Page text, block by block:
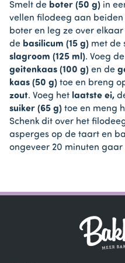
Smelt de boter (50 g) in
vellen filodeeg aan
boter en leg ze over
de basilicum (15 g) met de
slagroom (125 ml). Voeg de
geitenkaas (100 g) en de
kaas (50 g) toe en breng
zout. Voeg het laatste ei,
suiker (65 g) toe en meng
Schenk dit over het
asperges op de taart en
ongeveer 20 minuten